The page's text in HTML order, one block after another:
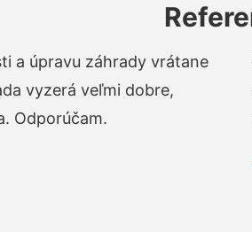
a úpravu záhrady vrátane
vyzerá veľmi dobre,
Odporúčam.